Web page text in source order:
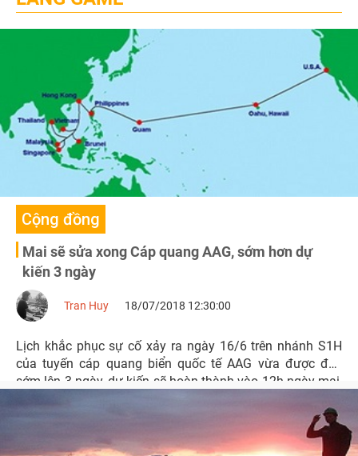
Cộng đồng
Mai sẽ sửa xong Cáp quang AAG, sớm hơn dự
kiến 3 ngày
Tran Huy 18/07/2018 12:30:00
Lịch khắc phục sự cố xảy ra ngày 16/6 trên nhánh S1H
của tuyến cáp quang biển quốc tế AAG vừa được đẩy
sớm lên 3 ngày, dự kiến sẽ hoàn thành vào 12h ngày mai,